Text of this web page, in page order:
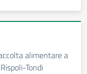
alimentare a
Tondi